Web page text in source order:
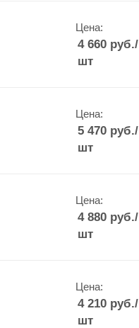
Цена:
4 660руб./
шт
Цена:
5 470руб./
шт
Цена:
4 880руб./
шт
Цена:
4 210руб./
шт